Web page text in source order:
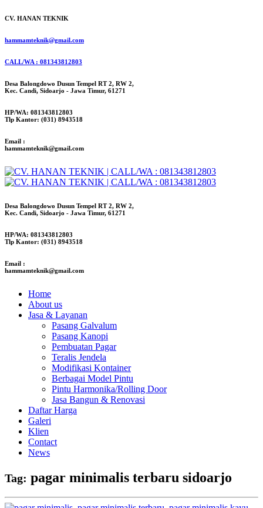
CV. HANAN TEKNIK
hammamteknik@gmail.com
CALL/WA : 081343812803
Desa Balongdowo Dusun Tempel RT 2, RW 2,
Kec. Candi, Sidoarjo - Jawa Timur, 61271
HP/WA: 081343812803
Tlp Kantor: (031) 8943518
Email :
hammamteknik@gmail.com
Desa Balongdowo Dusun Tempel RT 2, RW 2,
Kec. Candi, Sidoarjo - Jawa Timur, 61271
HP/WA: 081343812803
Tlp Kantor: (031) 8943518
Email :
hammamteknik@gmail.com
Home
About us
Jasa & Layanan
Pasang Galvalum
Pasang Kanopi
Pembuatan Pagar
Teralis Jendela
Modifikasi Kontainer
Berbagai Model Pintu
Pintu Harmonika/Rolling Door
Jasa Bangun & Renovasi
Daftar Harga
Galeri
Klien
Contact
News
Tag: pagar minimalis terbaru sidoarjo